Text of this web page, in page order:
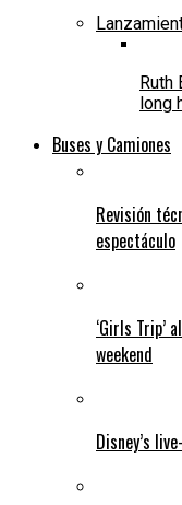
Ruth
long
Buses y Camiones
Revisión
espectáculo
‘Girls Trip’
weekend
Disney’s